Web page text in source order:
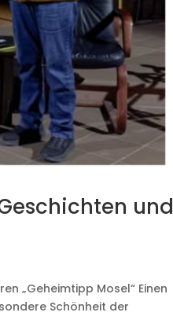
und
„Geheimtipp Mosel“ Einen
Schönheit der